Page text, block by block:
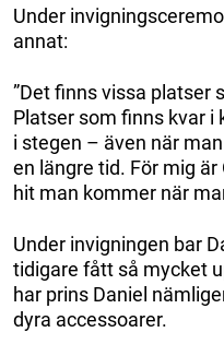
Under
annat:
”Det finns vissa platser
Platser som finns kvar i
i stegen – även när
en längre tid. För mig
hit man kommer när
Under invigningen bar
tidigare fått så mycket
har prins Daniel
dyra accessoarer.